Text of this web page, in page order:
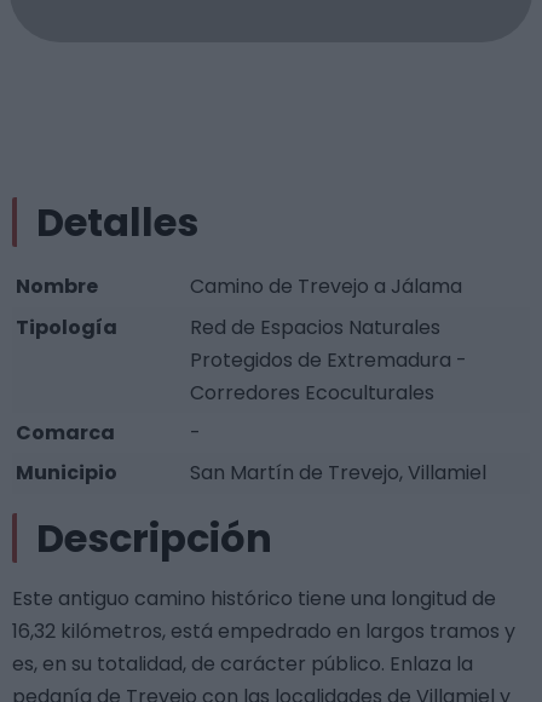
Detalles
Nombre
Camino de Trevejo a Jálama
Tipología
Red de Espacios Naturales
Protegidos de Extremadura -
Corredores Ecoculturales
Comarca
-
Municipio
San Martín de Trevejo, Villamiel
Descripción
Este antiguo camino histórico tiene una longitud de
16,32 kilómetros, está empedrado en largos tramos y
es, en su totalidad, de carácter público. Enlaza la
pedanía de Trevejo con las localidades de Villamiel y